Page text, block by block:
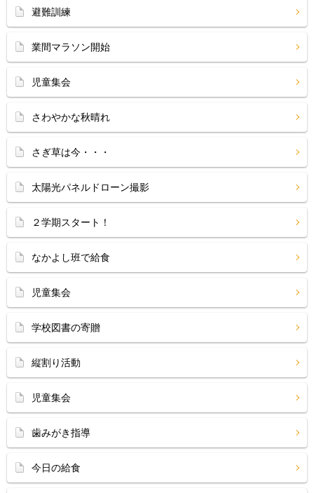
避難訓練
業間マラソン開始
児童集会
さわやかな秋晴れ
さぎ草は今・・・
太陽光パネルドローン撮影
２学期スタート！
なかよし班で給食
児童集会
学校図書の寄贈
縦割り活動
児童集会
歯みがき指導
今日の給食